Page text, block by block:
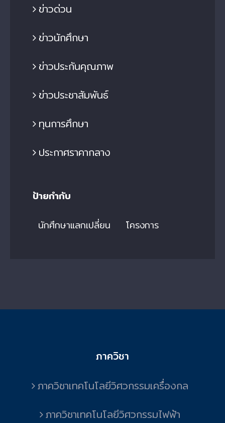
ข่าวด่วน
ข่าวนักศึกษา
ข่าวประกันคุณภาพ
ข่าวประชาสัมพันธ์
ทุนการศึกษา
ประกาศราคากลาง
ป้ายกำกับ
นักศึกษาแลกเปลี่ยน โครงการ
ภาควิชา
ภาควิชาเทคโนโลยีวิศวกรรมเครื่องกล
ภาควิชาเทคโนโลยีวิศวกรรมไฟฟ้า